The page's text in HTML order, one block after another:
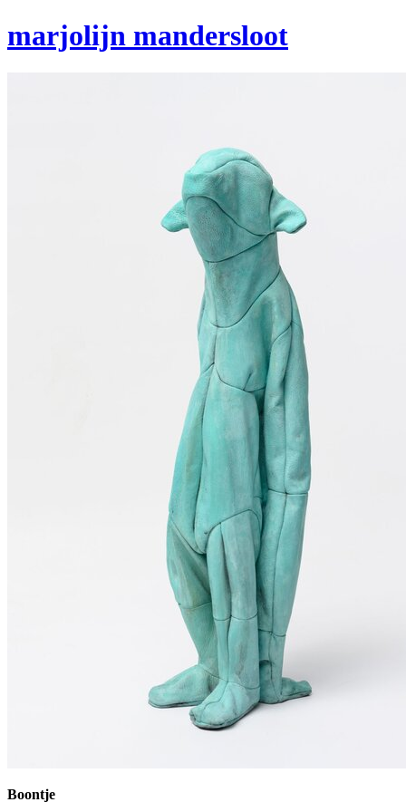
marjolijn mandersloot
Boontje